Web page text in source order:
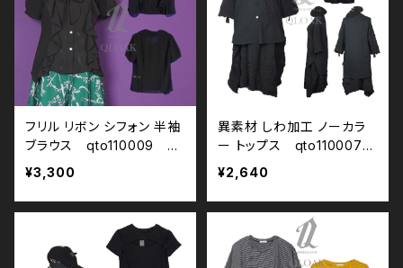
ブランド ninenuts ナインナ
ッツ
フリル リボン シフォン 半袖
ブラウス qto110009 モ
ノトーン ブラックコーデ 黒
コーデ モード 系 ゴス ゴシ
ック ゴスロリ パンク ロック
Ｖ 系 地雷 原宿 個性的 dr
rug honey
¥3,300
異素材 しわ加工 ノーカラ
ー トップス qto110007
大きいサイズ ユニセックス
ビッグシルエット モノトーン
ブラックコーデ 黒コーデ モ
ード 系 ゴス ゴシック ゴス
ロリ パンク ロック Ｖ 系 原
宿 個性的 drughoney ド
¥2,640